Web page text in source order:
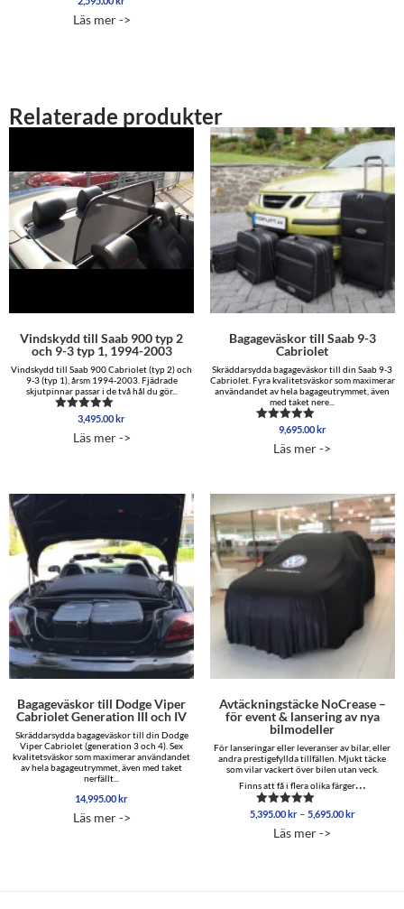
av 5
Läs mer ->
Relaterade produkter
Vindskydd till Saab 900 typ 2
och 9-3 typ 1, 1994-2003
Vindskydd till Saab 900 Cabriolet (typ 2) och
9-3 (typ 1), årsm 1994-2003. Fjädrade
skjutpinnar passar i de två hål du gör...
Betygsatt
av 5
3,495.00kr
Läs mer ->
Bagageväskor till Saab 9-3
Cabriolet
Skräddarsydda bagageväskor till din Saab 9-3
Cabriolet. Fyra kvalitetsväskor som maximerar
användandet av hela bagageutrymmet, även
med taket nere...
Betygsatt
av 5
9,695.00kr
Läs mer ->
Bagageväskor till Dodge Viper
Cabriolet Generation III och IV
Skräddarsydda bagageväskor till din Dodge
Viper Cabriolet (generation 3 och 4). Sex
kvalitetsväskor som maximerar användandet
av hela bagageutrymmet, även med taket
nerfällt...
14,995.00 kr
Läs mer ->
Avtäckningstäcke NoCrease –
för event & lansering av nya
bilmodeller
För lanseringar eller leveranser av bilar, eller
andra prestigefyllda tillfällen. Mjukt täcke
som vilar vackert över bilen utan veck.
Finns att få i flera olika färger…
Betygsatt
av 5
5,395.00 kr – 5,695.00 kr
Läs mer ->